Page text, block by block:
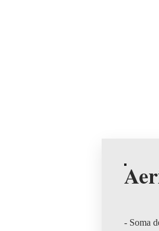
- Soma